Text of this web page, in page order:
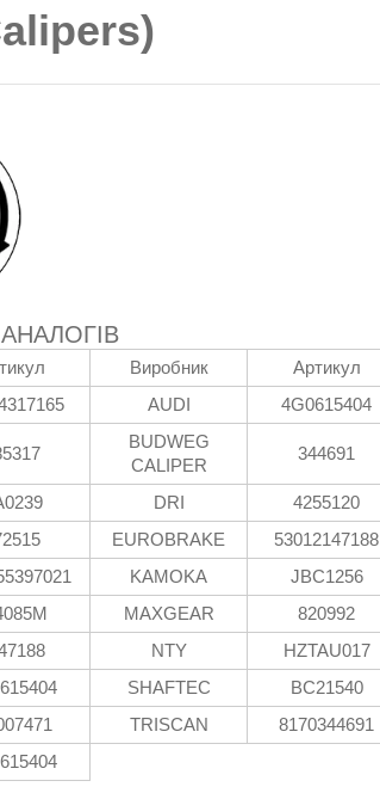
)
Виробник
Артикул
AUDI 4G0615404
BUDWEG
CALIPER
344691
DRI
4255120
EUROBRAKE
53012147188
KAMOKA
JBC1256
MAXGEAR
820992
NTY
HZTAU017
SHAFTEC
BC21540
TRISCAN
8170344691